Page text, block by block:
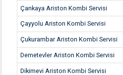
Çankaya Ariston Kombi Servisi
Çayyolu Ariston Kombi Servisi
Çukurambar Ariston Kombi Servisi
Demetevler Ariston Kombi Servisi
Dikimevi Ariston Kombi Servisi